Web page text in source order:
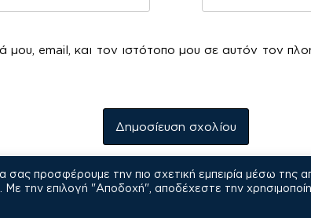
μου, email, και τον ιστότοπο μου σε αυτόν τον
COPYRIGHT © 2021
σας προσφέρουμε την πιο σχετική εμπειρία μέσω της
την επιλογή "Αποδοχή", αποδέχεστε την